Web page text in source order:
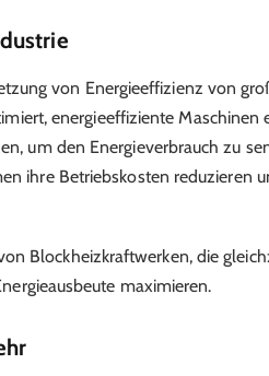
von Energieeffizienz von
energieeffiziente Maschinen
um den Energieverbrauch zu
ihre Betriebskosten reduzieren
Blockheizkraftwerken, die
maximieren.